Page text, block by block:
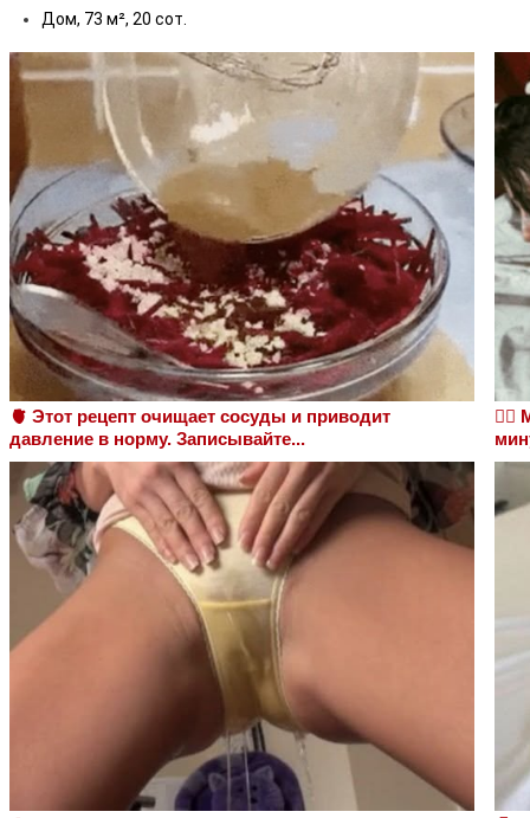
Дом, 73 м², 20 сот.
🫀 Этот рецепт очищает сосуды и приводит
давление в норму. Записывайте...
❤️‍🔥